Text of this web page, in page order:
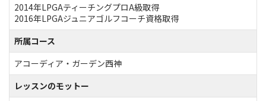
2014年LPGAティーチングプロA級取得
2016年LPGAジュニアゴルフコーチ資格取得
所属コース
アコーディア・ガーデン西神
レッスンのモットー